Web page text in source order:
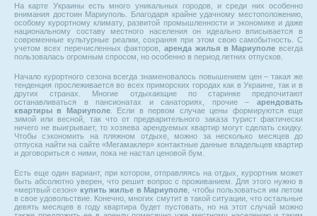
На карте Украины есть много уникальных городов, и среди них особенно
внимания достоин Мариуполь. Благодаря крайне удачному местоположению,
особому курортному климату, развитой промышленности и экономике и даже
национальному составу местного населения он идеально вписывается в
современные культурные реалии, сохраняя при этом свою самобытность. С
учетом всех перечисленных факторов, аренда жилья в Мариуполе всегда
пользовалась огромным спросом, но особенно в период летних отпусков.
Начало курортного сезона всегда знаменовалось повышением цен – такая же
тенденция прослеживается во всех приморских городах как в Украине, так и в
других странах. Многие отдыхающие по старинке предпочитают
останавливаться в пансионатах и санаториях, прочие – арендовать
квартиры в Мариуполе. Если в первом случае цены формируются еще
зимой или весной, так что от предварительного заказа турист фактически
ничего не выигрывает, то хозяева арендуемых квартир могут сделать скидку.
Чтобы сэкономить на пляжном отдыхе, можно за несколько месяцев до
отпуска найти на сайте «Мегамаклер» контактные данные владельцев квартир
и договориться с ними, пока не настал ценовой бум.
Есть еще один вариант, при котором, отправляясь на отдых, курортник может
быть абсолютно уверен, что решит вопрос с проживанием. Для этого нужно в
«мертвый сезон» купить жилье в Мариуполе , чтобы пользоваться им летом
в свое удовольствие. Конечно, многих смутит в такой ситуации, что остальные
девять месяцев в году квартира будет пустовать, но на этот случай можно